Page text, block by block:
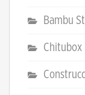
Bambu
Chitubox